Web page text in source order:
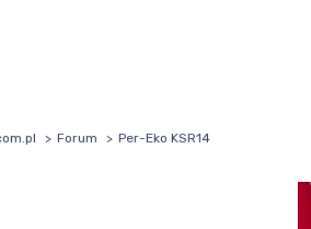
Forum Per-Eko KSR14